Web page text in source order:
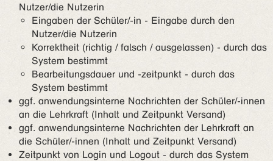
Nutzer/die Nutzerin
Eingaben der Schüler/-in - Eingabe durch den
Nutzer/die Nutzerin
Korrektheit (richtig / falsch / ausgelassen) - durch das
System bestimmt
Bearbeitungsdauer und -zeitpunkt - durch das
System bestimmt
ggf. anwendungsinterne Nachrichten der Schüler/-innen
an die Lehrkraft (Inhalt und Zeitpunkt Versand)
ggf. anwendungsinterne Nachrichten der Lehrkraft an
die Schüler/-innen (Inhalt und Zeitpunkt Versand)
Zeitpunkt von Login und Logout - durch das System